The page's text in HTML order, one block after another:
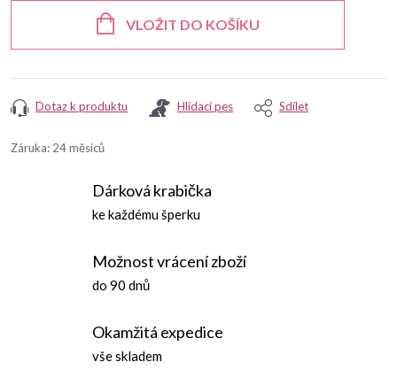
VLOŽIT DO KOŠÍKU
Dotaz k produktu Hlídací pes Sdílet
Záruka: 24 měsíců
Dárková krabička
ke každému šperku
Možnost vrácení zboží
do 90 dnů
Okamžitá expedice
vše skladem